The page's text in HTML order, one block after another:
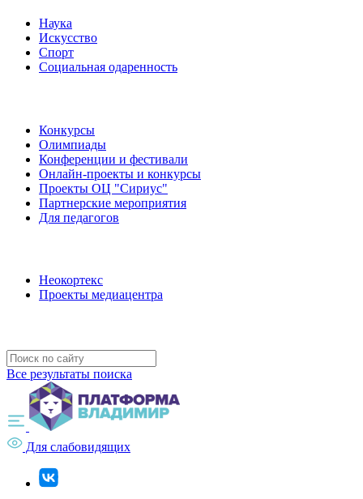
Наука
Искусство
Спорт
Социальная одаренность
Конкурсы
Олимпиады
Конференции и фестивали
Онлайн-проекты и конкурсы
Проекты ОЦ "Сириус"
Партнерские мероприятия
Для педагогов
Неокортекс
Проекты медиацентра
Все результаты поиска
Для слабовидящих